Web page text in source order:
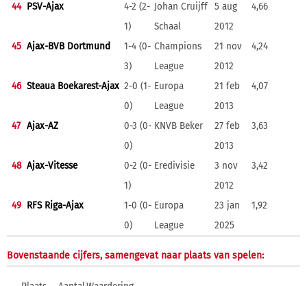
44 PSV-Ajax
4-2 (2-
1)
Johan Cruijff
Schaal
5 aug
2012
4,66
45 Ajax-BVB Dortmund
1-4 (0-
3)
Champions
League
21 nov
2012
4,24
46 Steaua Boekarest-Ajax 2-0 (1-
0)
Europa
League
21 feb
2013
4,07
47 Ajax-AZ
0-3 (0-
0)
KNVB Beker
27 feb
2013
3,63
48 Ajax-Vitesse
0-2 (0-
1)
Eredivisie
3 nov
2012
3,42
49 RFS Riga-Ajax
1-0 (0-
0)
Europa
League
23 jan
2025
1,92
Bovenstaande cijfers, samengevat naar plaats van spelen: